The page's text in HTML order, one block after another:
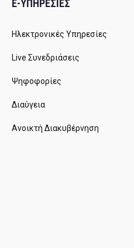
E-ΥΠΗΡΕΣΙΕΣ
Ηλεκτρονικές Υπηρεσίες
Live Συνεδριάσεις
Ψηφοφορίες
Διαύγεια
Ανοικτή Διακυβέρνηση